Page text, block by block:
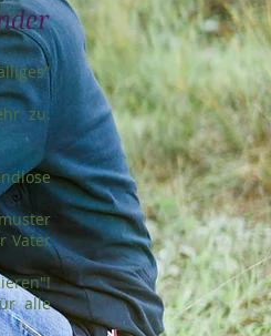
zu.
Vater
alle